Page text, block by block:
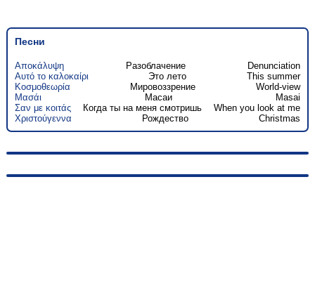
Песни
Αποκάλυψη Разоблачение
Denunciation
Αυτό το καλοκαίρι
Это лето
This summer
Κοσμοθεωρία
Мировоззрение
World-view
Μασάι
Масаи
Masai
Σαν με κοιτάς
Когда ты на меня смотришь
When you look at me
Χριστούγεννα
Рождество Christmas